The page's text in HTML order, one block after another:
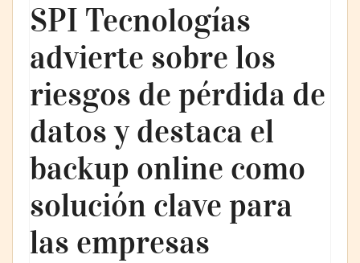
SPI Tecnologías
advierte sobre los
riesgos de pérdida de
datos y destaca el
backup online como
solución clave para
las empresas